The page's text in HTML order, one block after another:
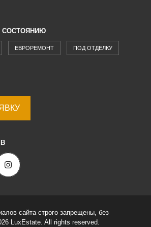
СОСТОЯНИЮ
ЕВРОРЕМОНТ ПОД ОТДЕЛКУ
сайта строго запрещены, без
LuxEstate. All rights reserved.